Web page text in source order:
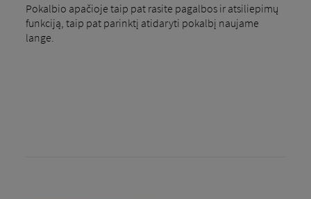
Pokalbio apačioje taip pat rasite pagalbos ir atsiliepimų
funkciją, taip pat parinktį atidaryti pokalbį naujame
lange.